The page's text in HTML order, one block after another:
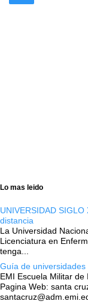
Lo mas leido
UNIVERSIDAD
distancia
La Universidad
Licenciatura en
tenga...
Guía de universidades
EMI Escuela Militar
Pagina Web: santa